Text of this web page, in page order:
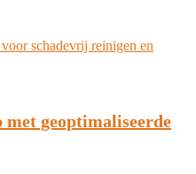
geoptimaliseerde